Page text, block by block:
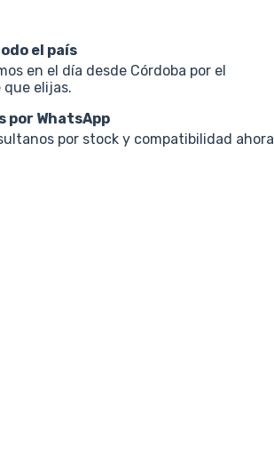
el país
en el día desde Córdoba por el
elijas.
por WhatsApp
por stock y compatibilidad ahora